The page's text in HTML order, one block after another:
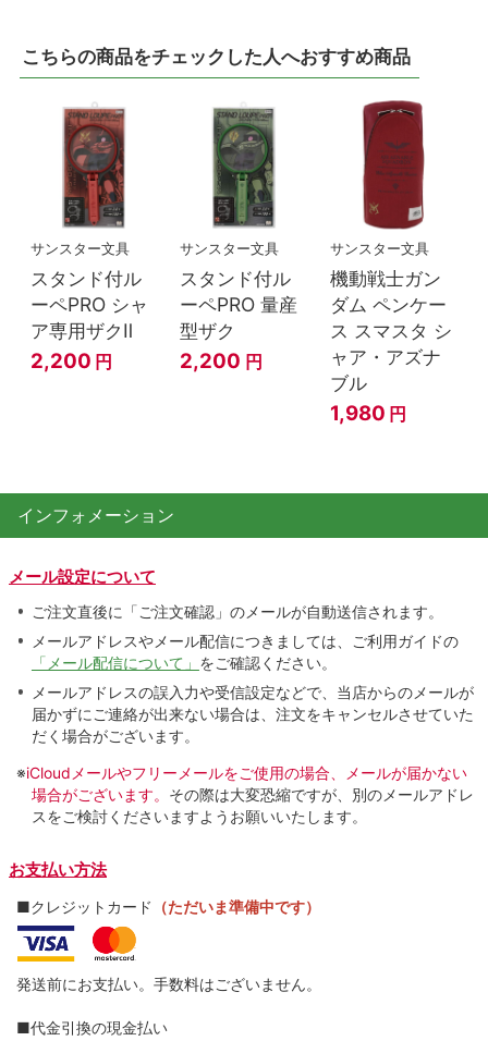
こちらの商品をチェックした人へおすすめ商品
サンスター文具
スタンド付ル
ーペPRO シャ
ア専用ザクⅡ
2,200 円
サンスター文具
スタンド付ル
ーペPRO 量産
型ザク
2,200 円
サンスター文具
機動戦士ガン
ダム ペンケー
ス スマスタ シ
ャア・アズナ
ブル
1,980 円
インフォメーション
メール設定について
ご注文直後に「ご注文確認」のメールが自動送信されます。
メールアドレスやメール配信につきましては、ご利用ガイドの
「メール配信について」 をご確認ください。
メールアドレスの誤入力や受信設定などで、当店からのメールが
届かずにご連絡が出来ない場合は、注文をキャンセルさせていた
だく場合がございます。
※iCloudメールやフリーメールをご使用の場合、メールが届かない
場合がございます。 その際は大変恐縮ですが、別のメールアドレ
スをご検討くださいますようお願いいたします。
お支払い方法
■クレジットカード （ただいま準備中です）
発送前にお支払い。手数料はございません。
■代金引換の現金払い